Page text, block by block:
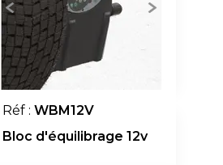
Réf : WBM12V
Bloc d'équilibrage 12v